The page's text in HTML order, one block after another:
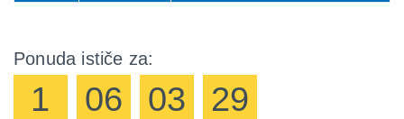
Ponuda ističe za:
1 06 03 29